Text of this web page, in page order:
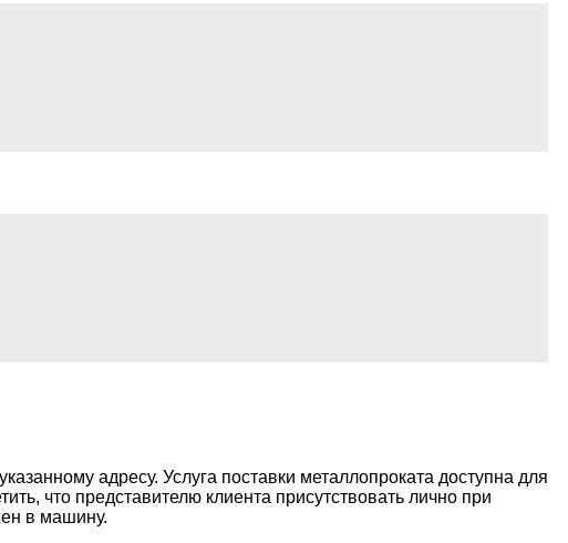
адресу. Услуга поставки металлопроката доступна для
что представителю клиента присутствовать лично при
в машину.